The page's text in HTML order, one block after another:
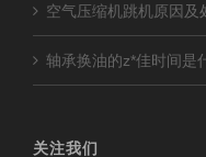
空气压缩机跳机原因及
轴承换油的z*佳时间是
关注我们